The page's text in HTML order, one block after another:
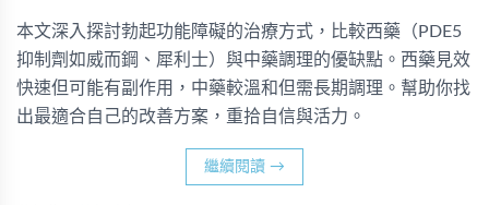
本文深入探討勃起功能障礙的治療方式，比較西藥（PDE5
抑制劑如威而鋼、犀利士）與中藥調理的優缺點。西藥見效
快速但可能有副作用，中藥較溫和但需長期調理。幫助你找
出最適合自己的改善方案，重拾自信與活力。
繼續閱讀 →